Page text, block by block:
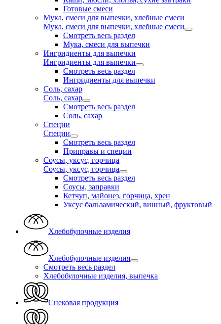
Готовые смеси
Мука, смеси для выпечки, хлебные смеси
Мука, смеси для выпечки, хлебные смеси
Смотреть весь раздел
Мука, смеси для выпечки
Ингридиенты для выпечки
Ингридиенты для выпечки
Смотреть весь раздел
Ингридиенты для выпечки
Соль, сахар
Соль, сахар
Смотреть весь раздел
Соль, сахар
Специи
Специи
Смотреть весь раздел
Приправы и специи
Соусы, уксус, горчица
Соусы, уксус, горчица
Смотреть весь раздел
Соусы, заправки
Кетчуп, майонез, горчица, хрен
Уксус бальзамический, винный, фруктовый
Хлебобулочные изделия
Хлебобулочные изделия
Смотреть весь раздел
Хлебобулочные изделия, выпечка
Снековая продукция